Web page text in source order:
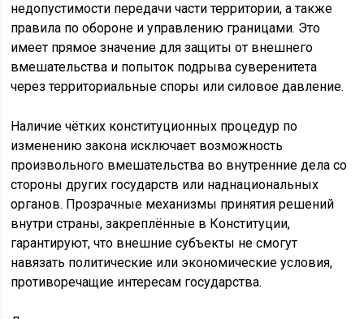
недопустимости передачи части территории, а также
правила по обороне и управлению границами. Это
имеет прямое значение для защиты от внешнего
вмешательства и попыток подрыва суверенитета
через территориальные споры или силовое давление.
Наличие чётких конституционных процедур по
изменению закона исключает возможность
произвольного вмешательства во внутренние дела со
стороны других государств или наднациональных
органов. Прозрачные механизмы принятия решений
внутри страны, закреплённые в Конституции,
гарантируют, что внешние субъекты не смогут
навязать политические или экономические условия,
противоречащие интересам государства.